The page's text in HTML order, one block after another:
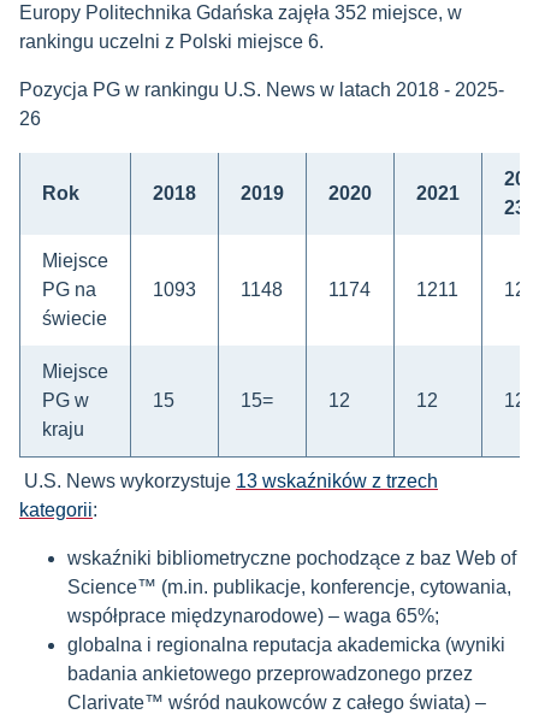
Europy Politechnika Gdańska zajęła 352 miejsce, w
rankingu uczelni z Polski miejsce 6.
Pozycja PG w rankingu U.S. News w latach 2018 - 2025-
26
Rok 2018 2019 2020 2021
23
Miejsce
PG na
świecie
1093 1148 1174 1211
Miejsce
PG w
kraju
15 15= 12 12 12
U.S. News wykorzystuje 13 wskaźników z trzech
kategorii:
wskaźniki bibliometryczne pochodzące z baz Web of
Science™ (m.in. publikacje, konferencje, cytowania,
współprace międzynarodowe) – waga 65%;
globalna i regionalna reputacja akademicka (wyniki
badania ankietowego przeprowadzonego przez
Clarivate™ wśród naukowców z całego świata) –